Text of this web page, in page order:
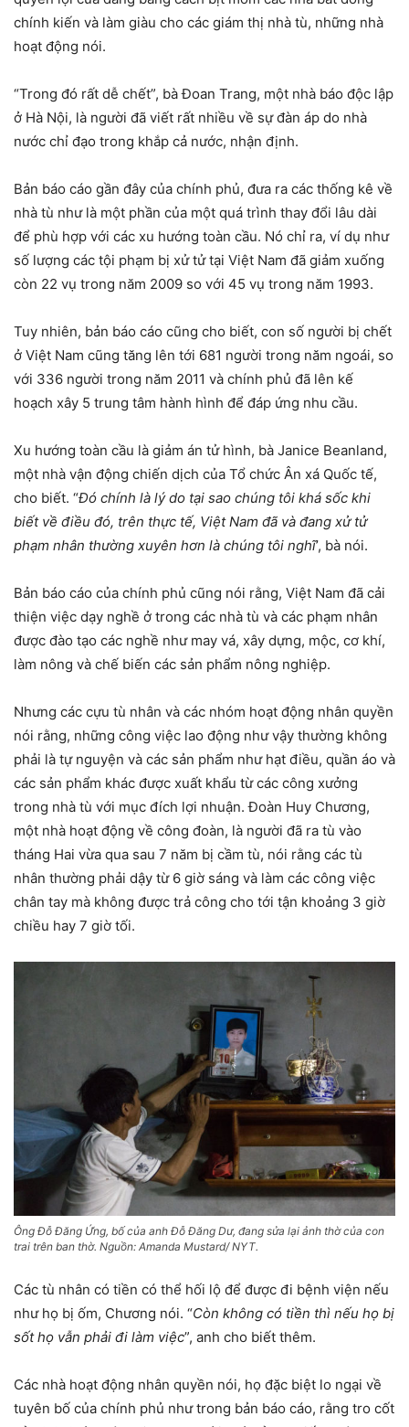
chính kiến và làm giàu cho các giám thị nhà tù, những nhà
hoạt động nói.
“Trong đó rất dễ chết”, bà Đoan Trang, một nhà báo độc lập
ở Hà Nội, là người đã viết rất nhiều về sự đàn áp do nhà
nước chỉ đạo trong khắp cả nước, nhận định.
Bản báo cáo gần đây của chính phủ, đưa ra các thống kê về
nhà tù như là một phần của một quá trình thay đổi lâu dài
để phù hợp với các xu hướng toàn cầu. Nó chỉ ra, ví dụ như
số lượng các tội phạm bị xử tử tại Việt Nam đã giảm xuống
còn 22 vụ trong năm 2009 so với 45 vụ trong năm 1993.
Tuy nhiên, bản báo cáo cũng cho biết, con số người bị chết
ở Việt Nam cũng tăng lên tới 681 người trong năm ngoái, so
với 336 người trong năm 2011 và chính phủ đã lên kế
hoạch xây 5 trung tâm hành hình để đáp ứng nhu cầu.
Xu hướng toàn cầu là giảm án tử hình, bà Janice Beanland,
một nhà vận động chiến dịch của Tổ chức Ân xá Quốc tế,
cho biết. “Đó chính là lý do tại sao chúng tôi khá sốc khi
biết về điều đó, trên thực tế, Việt Nam đã và đang xử tử
phạm nhân thường xuyên hơn là chúng tôi nghĩ’, bà nói.
Bản báo cáo của chính phủ cũng nói rằng, Việt Nam đã cải
thiện việc dạy nghề ở trong các nhà tù và các phạm nhân
được đào tạo các nghề như may vá, xây dựng, mộc, cơ khí,
làm nông và chế biến các sản phẩm nông nghiệp.
Nhưng các cựu tù nhân và các nhóm hoạt động nhân quyền
nói rằng, những công việc lao động như vậy thường không
phải là tự nguyện và các sản phẩm như hạt điều, quần áo và
các sản phẩm khác được xuất khẩu từ các công xưởng
trong nhà tù với mục đích lợi nhuận. Đoàn Huy Chương,
một nhà hoạt động về công đoàn, là người đã ra tù vào
tháng Hai vừa qua sau 7 năm bị cầm tù, nói rằng các tù
nhân thường phải dậy từ 6 giờ sáng và làm các công việc
chân tay mà không được trả công cho tới tận khoảng 3 giờ
chiều hay 7 giờ tối.
Ông Đỗ Đăng Ứng, bố của anh Đỗ Đăng Dư, đang sửa lại ảnh thờ của con
trai trên ban thờ. Nguồn: Amanda Mustard/ NYT.
Các tù nhân có tiền có thể hối lộ để được đi bệnh viện nếu
như họ bị ốm, Chương nói. “Còn không có tiền thì nếu họ bị
sốt họ vẫn phải đi làm việc”, anh cho biết thêm.
Các nhà hoạt động nhân quyền nói, họ đặc biệt lo ngại về
tuyên bố của chính phủ như trong bản báo cáo, rằng tro cốt